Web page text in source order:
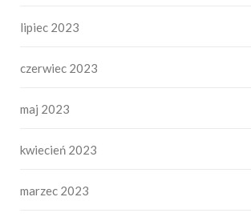
lipiec 2023
czerwiec 2023
maj 2023
kwiecień 2023
marzec 2023